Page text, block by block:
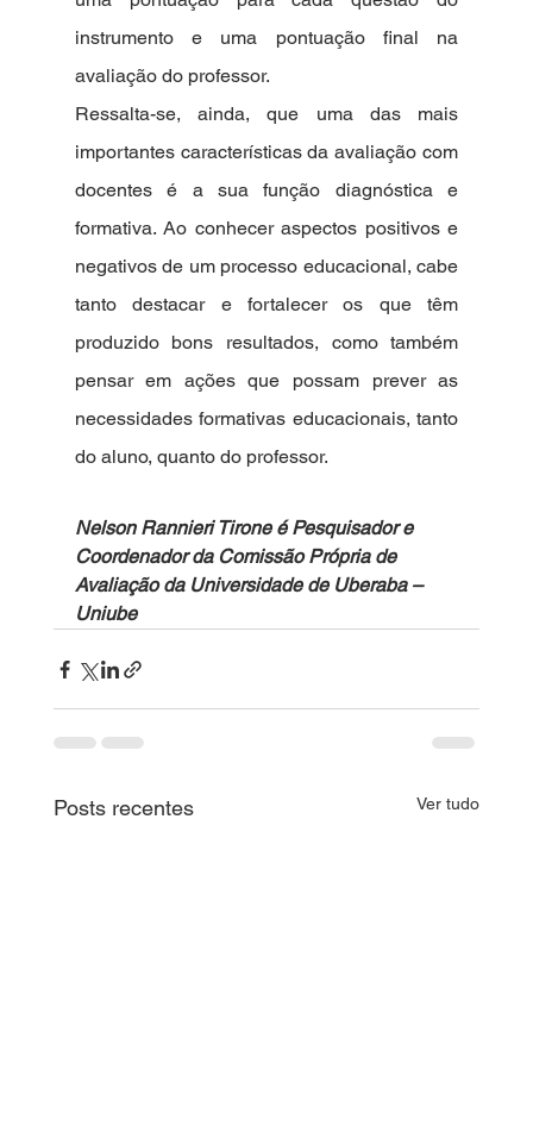
instrumento e uma pontuação final na
avaliação do professor.
Ressalta-se, ainda, que uma das mais
importantes características da avaliação com
docentes é a sua função diagnóstica e
formativa. Ao conhecer aspectos positivos e
negativos de um processo educacional, cabe
tanto destacar e fortalecer os que têm
produzido bons resultados, como também
pensar em ações que possam prever as
necessidades formativas educacionais, tanto
do aluno, quanto do professor.
Nelson Rannieri Tirone é Pesquisador e
Coordenador da Comissão Própria de
Avaliação da Universidade de Uberaba –
Uniube
Posts recentes Ver tudo